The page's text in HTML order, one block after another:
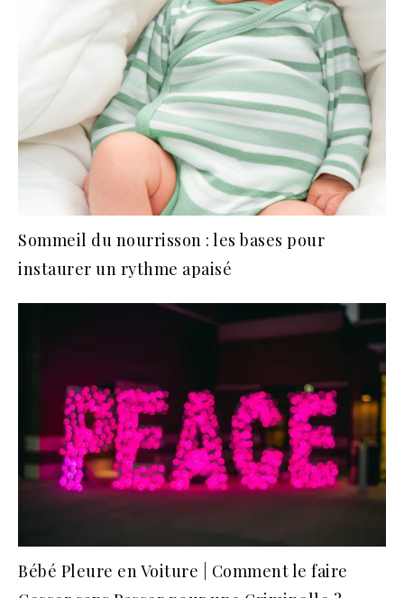
Sommeil du nourrisson : les bases pour
instaurer un rythme apaisé
Bébé Pleure en Voiture | Comment le faire